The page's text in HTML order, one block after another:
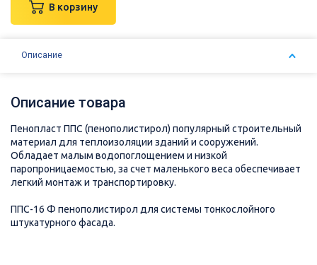
В корзину
Описание
Описание товара
Пенопласт ППС (пенополистирол) популярный строительный
материал для теплоизоляции зданий и сооружений.
Обладает малым водопоглощением и низкой
паропроницаемостью, за счет маленького веса обеспечивает
легкий монтаж и транспортировку.
ППС-16 Ф пенополистирол для системы тонкослойного
штукатурного фасада.